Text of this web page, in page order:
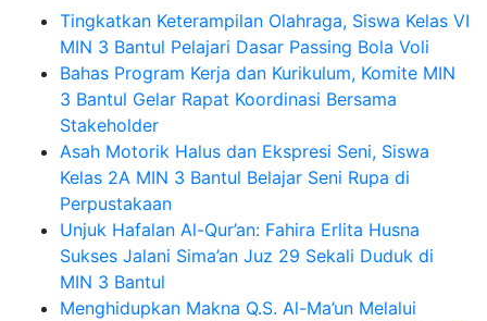
Tingkatkan Keterampilan Olahraga, Siswa Kelas VI
MIN 3 Bantul Pelajari Dasar Passing Bola Voli
Bahas Program Kerja dan Kurikulum, Komite MIN
3 Bantul Gelar Rapat Koordinasi Bersama
Stakeholder
Asah Motorik Halus dan Ekspresi Seni, Siswa
Kelas 2A MIN 3 Bantul Belajar Seni Rupa di
Perpustakaan
Unjuk Hafalan Al-Qur’an: Fahira Erlita Husna
Sukses Jalani Sima’an Juz 29 Sekali Duduk di
MIN 3 Bantul
Menghidupkan Makna Q.S. Al-Ma’un Melalui